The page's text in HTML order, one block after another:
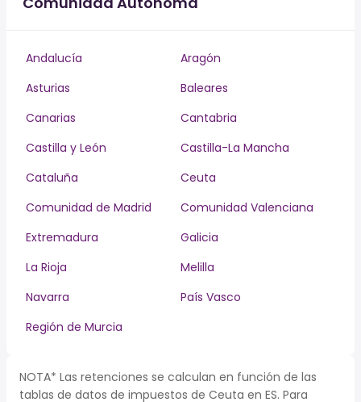
Andalucía
Aragón
Asturias
Baleares
Canarias
Cantabria
Castilla y León
Castilla-La Mancha
Cataluña
Ceuta
Comunidad de Madrid
Comunidad Valenciana
Extremadura
Galicia
La Rioja
Melilla
Navarra
País Vasco
Región de Murcia
NOTA* Las retenciones se calculan en función de las
tablas de datos de impuestos de Ceuta en ES. Para